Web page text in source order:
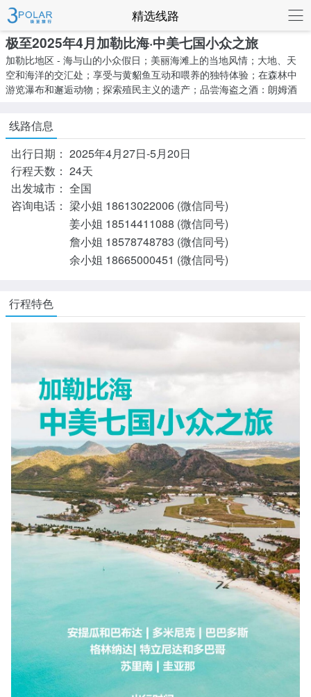
精选线路
极至2025年4月加勒比海·中美七国小众之旅
加勒比地区 - 海与山的小众假日；美丽海滩上的当地风情；大地、天
空和海洋的交汇处；享受与黄貂鱼互动和喂养的独特体验；在森林中
游览瀑布和邂逅动物；探索殖民主义的遗产；品尝海盗之酒：朗姆酒
线路信息
出行日期： 2025年4月27日-5月20日
行程天数： 24天
出发城市： 全国
咨询电话： 梁小姐 18613022006 (微信同号)
姜小姐 18514411088 (微信同号)
詹小姐 18578748783 (微信同号)
余小姐 18665000451 (微信同号)
行程特色
联系我们